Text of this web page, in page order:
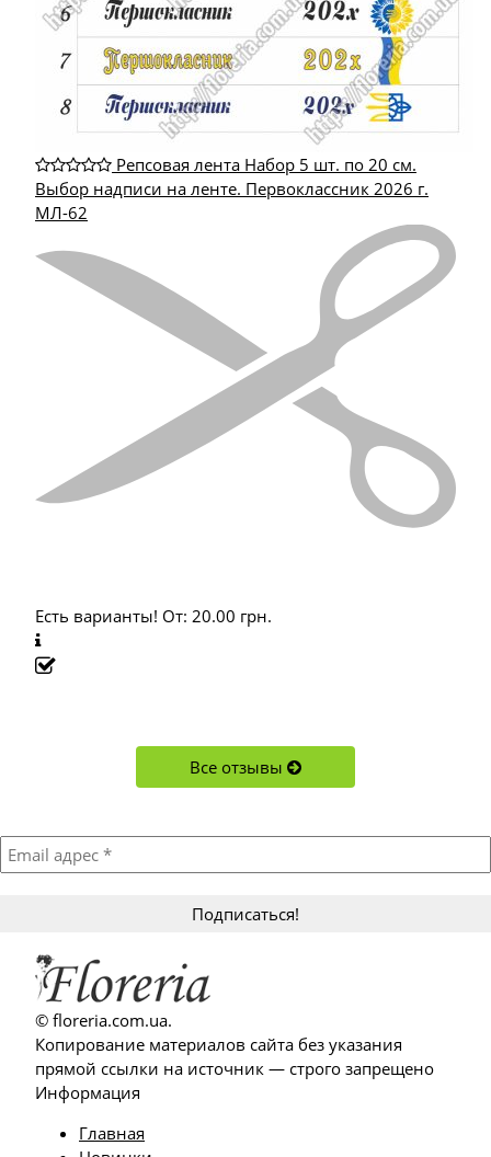
Репсовая лента Набор 5 шт. по 20 см.
Выбор надписи на ленте. Первоклассник 2026 г.
МЛ-62
Есть варианты! От: 20.00 грн.
Все отзывы
© floreria.com.ua.
Копирование материалов сайта без указания
прямой ссылки на источник — строго запрещено
Информация
Главная